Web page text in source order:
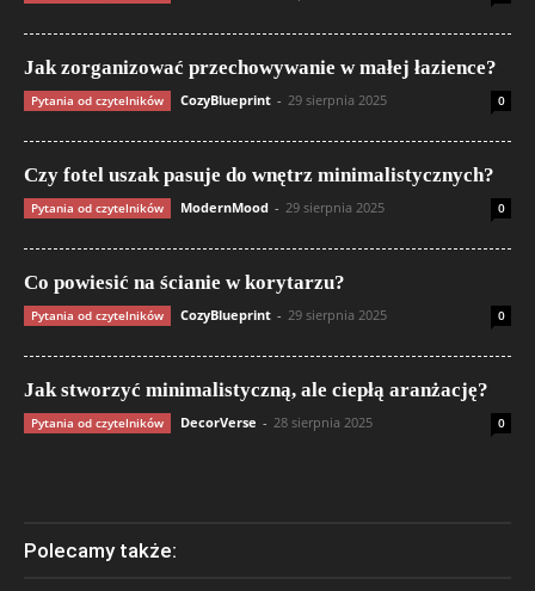
Jak zorganizować przechowywanie w małej łazience?
Pytania od czytelników CozyBlueprint - 29 sierpnia 2025 0
Czy fotel uszak pasuje do wnętrz minimalistycznych?
Pytania od czytelników ModernMood - 29 sierpnia 2025 0
Co powiesić na ścianie w korytarzu?
Pytania od czytelników CozyBlueprint - 29 sierpnia 2025 0
Jak stworzyć minimalistyczną, ale ciepłą aranżację?
Pytania od czytelników DecorVerse - 28 sierpnia 2025 0
Polecamy także: